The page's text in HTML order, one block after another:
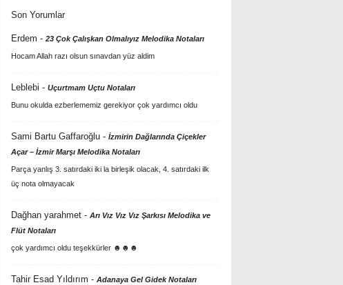
Son Yorumlar
Erdem - 23 Çok Çalışkan Olmalıyız Melodika Notaları
Hocam Allah razı olsun sınavdan yüz aldim
Leblebi - Uçurtmam Uçtu Notaları
Bunu okulda ezberlememiz gerekiyor çok yardımcı oldu
Sami Bartu Gaffaroğlu- İzmirin Dağlarında Çiçekler
Açar – İzmir Marşı Melodika Notaları
Parça yanlış 3. satırdaki iki la birleşik olacak, 4. satırdaki ilk
üç nota olmayacak
Dağhan yarahmet- Arı Vız Vız Vız Şarkısı Melodika ve
Flüt Notaları
çok yardımcı oldu teşekkürler ☻☻☻
Tahir Esad Yıldırım - Adanaya Gel Gidek Notaları